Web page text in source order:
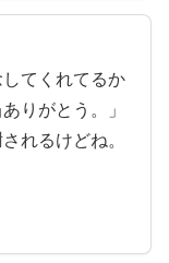
てくれてるか
りがとう。」
れるけどね。